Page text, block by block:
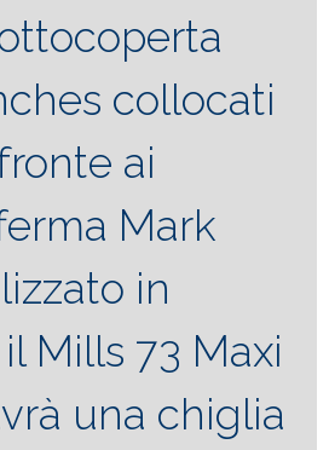
collocati
ai
Mark
in
Mills 73 Maxi
una chiglia